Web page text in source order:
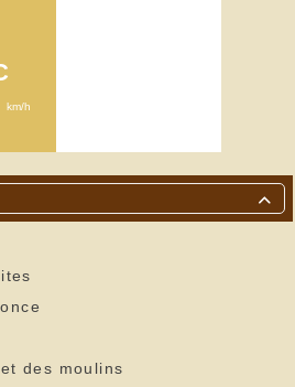

des moulins